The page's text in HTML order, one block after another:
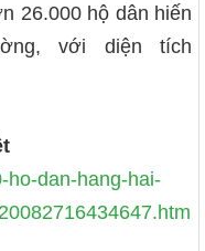
26.000 hộ dân hiến
với diện tích
ho-dan-hang-hai-